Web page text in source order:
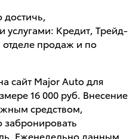
Кредит, Трейд-
продаж и по
сайт Major Auto для
16 000 руб. Внесение
средством,
Еженедельно данным